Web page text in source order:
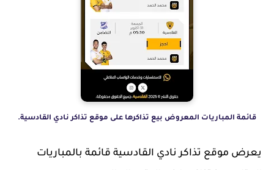
قائمة المباريات المعروض بيع تذاكرها على موقع تذاكر نادي القادسية.
يعرض موقع تذاكر نادي القادسية قائمة بالمباريات